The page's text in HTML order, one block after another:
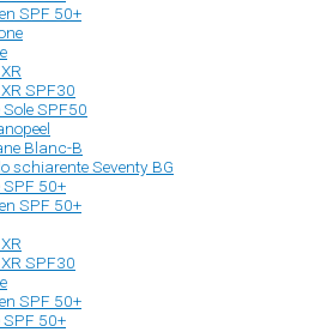
SPF 50+
SPF30
Sole SPF50
Blanc-B
schiarente Seventy BG
SPF 50+
SPF 50+
SPF30
SPF 50+
SPF 50+